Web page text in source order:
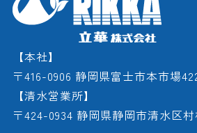
【本社】
〒416-0906 静岡県富士市本市場
【清水営業所】
〒424-0934 静岡県静岡市清水区